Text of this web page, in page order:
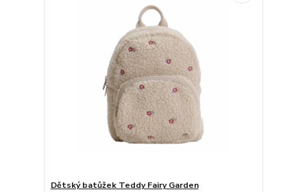
Dětský batůžek Teddy Fairy Garden